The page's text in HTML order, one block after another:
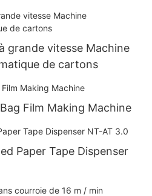
grande vitesse Machine
de cartons
Film Making Machine
Paper Tape Dispenser